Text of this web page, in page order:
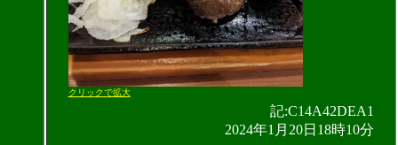
クリックで拡大
記:C14A42DEA1
2024年1月20日18時10分